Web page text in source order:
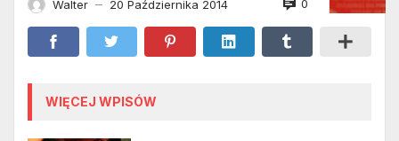
Walter — 20 Października 2014 0
WIĘCEJ WPISÓW